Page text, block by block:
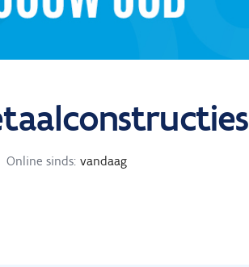
Online sinds: vandaag